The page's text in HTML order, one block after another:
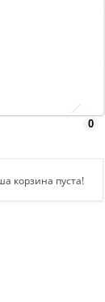
0
корзина пуста!